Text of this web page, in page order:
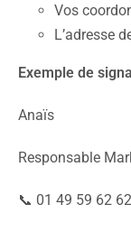
Vos
L’adresse
Exemple de
Anaïs
Responsable
📞 01 49 59 62 62